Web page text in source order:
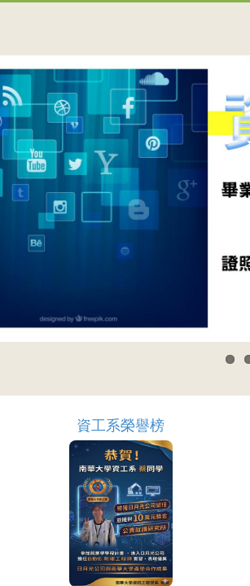
資工系榮譽榜